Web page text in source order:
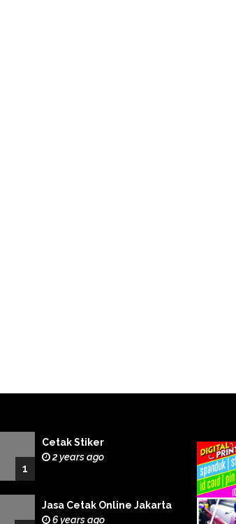
1
Cetak Stiker
2 years ago
Jasa Cetak Online Jakarta
6 years ago